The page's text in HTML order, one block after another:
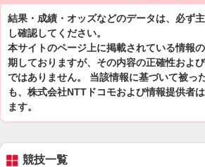
結果・成績・オッズなどのデータは、必ず
し確認してください。
本サイトのページ上に掲載されている情報
期しておりますが、その内容の正確性およ
ではありません。 当該情報に基づいて被っ
も、株式会社NTTドコモおよび情報提供者
ます。
競技一覧